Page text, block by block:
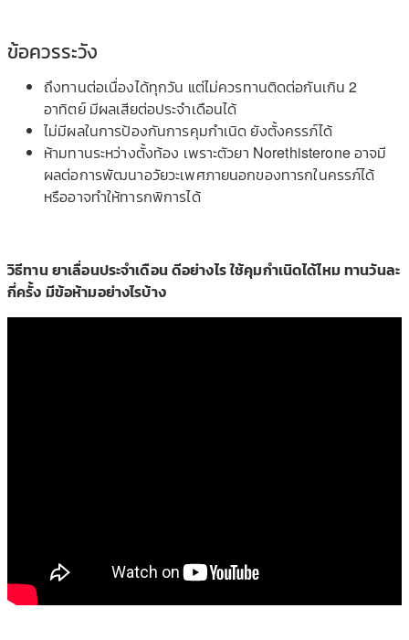
ข้อควรระวัง
ถึงทานต่อเนื่องได้ทุกวัน แต่ไม่ควรทานติดต่อกันเกิน 2
อาทิตย์ มีผลเสียต่อประจำเดือนได้
ไม่มีผลในการป้องกันการคุมกำเนิด ยังตั้งครรภ์ได้
ห้ามทานระหว่างตั้งท้อง เพราะตัวยา Norethisterone อาจมี
ผลต่อการพัฒนาอวัยวะเพศภายนอกของทารกในครรภ์ได้
หรืออาจทำให้ทารกพิการได้
วิธีทาน ยาเลื่อนประจำเดือน ดีอย่างไร ใช้คุมกำเนิดได้ไหม ทานวันละ
กี่ครั้ง มีข้อห้ามอย่างไรบ้าง